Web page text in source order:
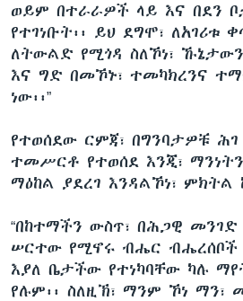
ወይም በተራራዎች ላይ እና በደን
የተገነቡት፡፡ ይህ ደግሞ፣ ለአገሪቱ
ለትውልድ የሚጎዳ ስለኾነ፣ ኹኔታውን
እና ግድ በመኾኑ፣ ተመካክረንና
ነው፡፡”
የተወሰደው ርምጃ፣ በግንባታዎቹ
ተመሥርቶ የተወሰደ እንጂ፣
ማዕከል ያደረገ እንዳልኾነ፣ ምክትል
“በከተማችን ውስጥ፣ በሕጋዊ
ሠርተው የሚኖሩ ብሔር ብሔረሰቦች
እያለ ቤታችው የተነካባቸው ካሉ
የሉም፡፡ ስለዚኽ፣ ማንም ኾነ ማን፣